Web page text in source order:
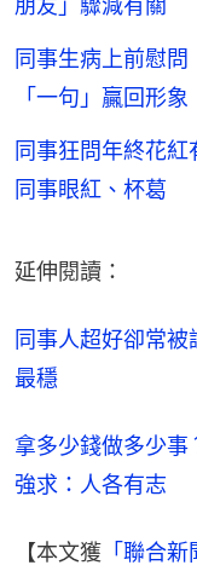
朋友」驟減有關
同事生病上前慰
「一句」贏回形象
同事狂問年終花
同事眼紅、杯葛
延伸閱讀：
同事人超好卻常
最穩
拿多少錢做多少事
強求：人各有志
【本文獲 「聯合新